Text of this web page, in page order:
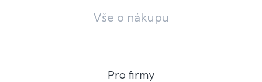
Vše o nákupu
Pro firmy